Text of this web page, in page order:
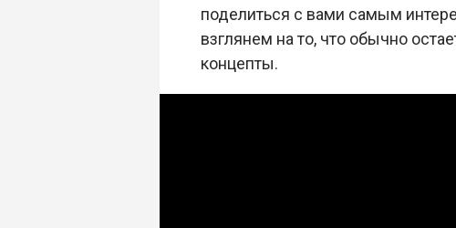
поделиться с вами самым
взглянем на то, что обычно
концепты.